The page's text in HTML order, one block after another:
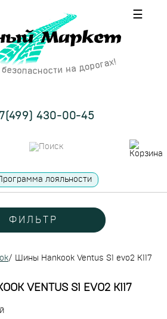
☰
430-00-45
лояльности
ФИЛЬТР
/ Шины Hankook Ventus S1 evo2 K117
VENTUS S1 EVO2 K117